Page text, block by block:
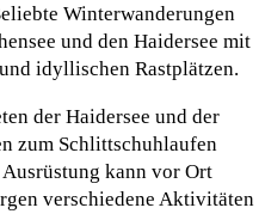
Winterwanderungen
und den Haidersee mit
idyllischen Rastplätzen.
der Haidersee und der
zum Schlittschuhlaufen
kann vor Ort
verschiedene Aktivitäten